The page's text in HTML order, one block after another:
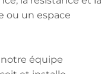
ou un espace
notre équipe